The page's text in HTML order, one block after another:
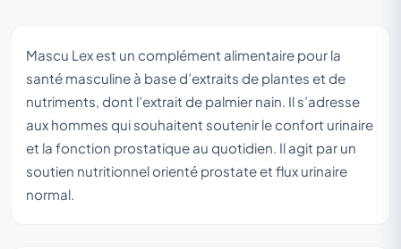
Mascu Lex est un complément alimentaire pour la
santé masculine à base d’extraits de plantes et de
nutriments, dont l’extrait de palmier nain. Il s’adresse
aux hommes qui souhaitent soutenir le confort urinaire
et la fonction prostatique au quotidien. Il agit par un
soutien nutritionnel orienté prostate et flux urinaire
normal.